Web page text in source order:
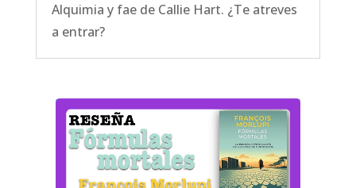
Alquimia y fae de Callie Hart. ¿Te atreves
a entrar?